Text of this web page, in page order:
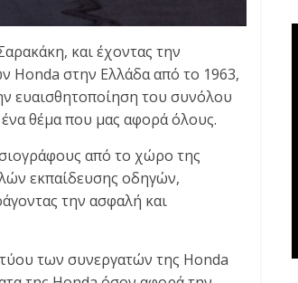
και έχοντας την
Honda στην Ελλάδα από το 1963,
ευαισθητοποίηση του συνόλου
ένα θέμα που μας αφορά όλους.
από το χώρο της
εκπαίδευσης οδηγών,
την ασφαλή και
των συνεργατών της Honda